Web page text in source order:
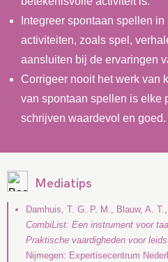
Integreer spontaan spellen
activiteiten, zoals spel,
aansluiten bij de ervaringen
Corrigeer nooit het werk van
van spontaan spellen is elke
schrijven waardevol en goed.
Mediatips
Damhuis, T. G. P. M., Blauw, A.
CombiList: Een instrument voor
Praktische vaardigheden voor
Nijmegen: Expertisecentrum